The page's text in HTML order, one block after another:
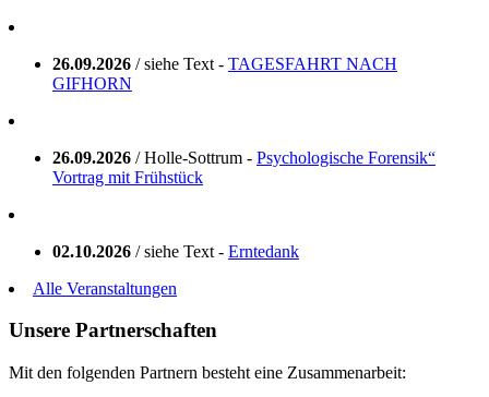
26.09.2026 / siehe Text - TAGESFAHRT NACH
GIFHORN
26.09.2026 / Holle-Sottrum - Psychologische Forensik“
Vortrag mit Frühstück
02.10.2026 / siehe Text - Erntedank
Alle Veranstaltungen
Unsere Partnerschaften
Mit den folgenden Partnern besteht eine Zusammenarbeit: